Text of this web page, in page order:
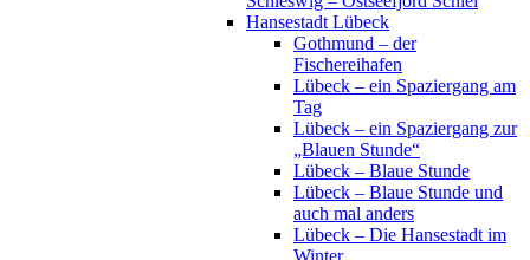
Hansestadt Lübeck
Gothmund – der
Fischereihafen
Lübeck – ein Spaziergang am
Tag
Lübeck – ein Spaziergang zur
„Blauen Stunde“
Lübeck – Blaue Stunde
Lübeck – Blaue Stunde und
auch mal anders
Lübeck – Die Hansestadt im
Winter